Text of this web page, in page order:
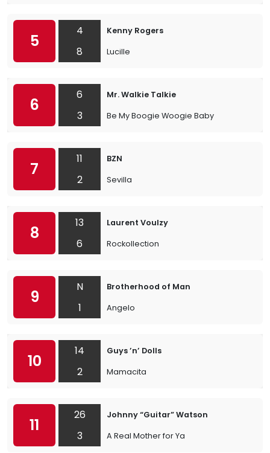
5
4
8
Kenny Rogers
Lucille
6
6
3
Mr. Walkie Talkie
Be My Boogie Woogie Baby
7
11
2
BZN
Sevilla
8
13
6
Laurent Voulzy
Rockollection
9
N
1
Brotherhood of Man
Angelo
10
14
2
Guys ’n’ Dolls
Mamacita
11
26
3
Johnny “Guitar” Watson
A Real Mother for Ya